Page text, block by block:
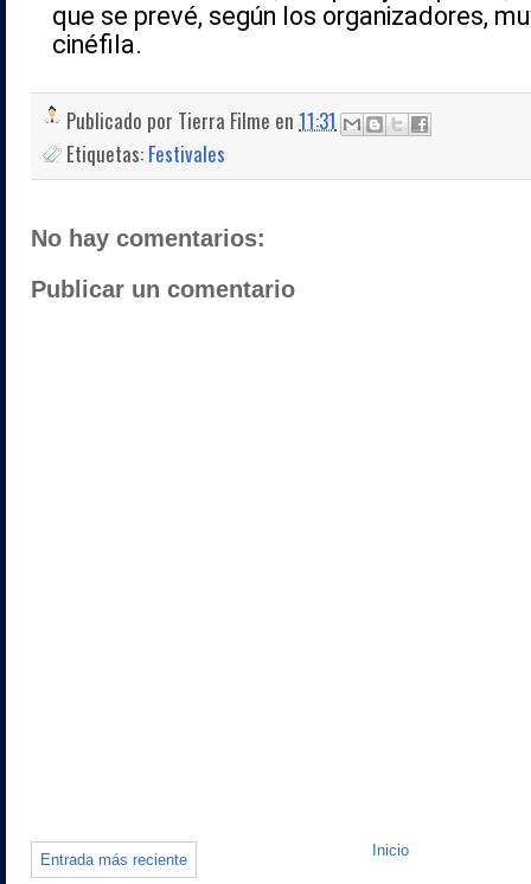
que se prevé, según los organizadores,
cinéfila.
Publicado por Tierra Filme en 11:31
Etiquetas: Festivales
No hay comentarios:
Publicar un comentario
Entrada más reciente
Inicio